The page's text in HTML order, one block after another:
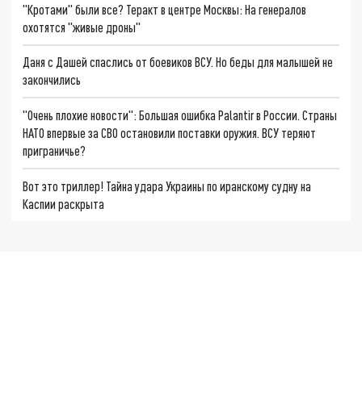
"Кротами" были все? Теракт в центре Москвы: На генералов
охотятся "живые дроны"
Даня с Дашей спаслись от боевиков ВСУ. Но беды для малышей не
закончились
"Очень плохие новости": Большая ошибка Palantir в России. Страны
НАТО впервые за СВО остановили поставки оружия. ВСУ теряют
приграничье?
Вот это триллер! Тайна удара Украины по иранскому судну на
Каспии раскрыта